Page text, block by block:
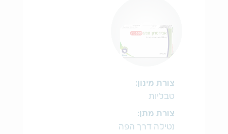
צורת מינון:
טבליות
צורת מתן:
נטילה דרך הפה